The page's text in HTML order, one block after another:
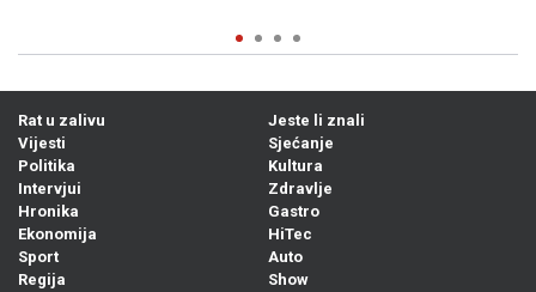
Rat u zalivu
Vijesti
Politika
Intervjui
Hronika
Ekonomija
Sport
Regija
Jeste li znali
Sjećanje
Kultura
Zdravlje
Gastro
HiTec
Auto
Show